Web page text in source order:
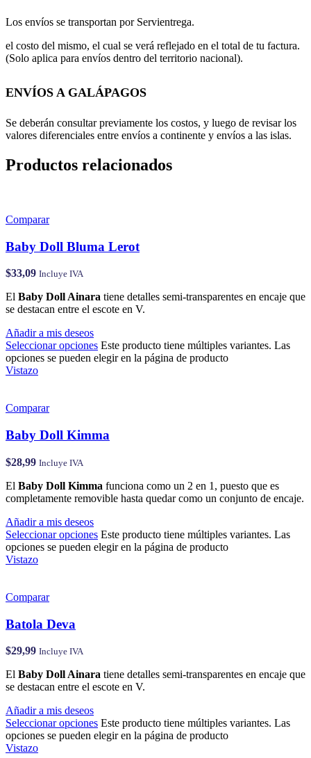
Los envíos se transportan por Servientrega.
el costo del mismo, el cual se verá reflejado en el total de tu factura.
(Solo aplica para envíos dentro del territorio nacional).
ENVÍOS A GALÁPAGOS
Se deberán consultar previamente los costos, y luego de revisar los
valores diferenciales entre envíos a continente y envíos a las islas.
Productos relacionados
Comparar
Baby Doll Bluma Lerot
$33,09 Incluye IVA
El Baby Doll Ainara tiene detalles semi-transparentes en encaje que
se destacan entre el escote en V.
Añadir a mis deseos
Seleccionar opciones Este producto tiene múltiples variantes. Las
opciones se pueden elegir en la página de producto
Vistazo
Comparar
Baby Doll Kimma
$28,99 Incluye IVA
El Baby Doll Kimma funciona como un 2 en 1, puesto que es
completamente removible hasta quedar como un conjunto de encaje.
Añadir a mis deseos
Seleccionar opciones Este producto tiene múltiples variantes. Las
opciones se pueden elegir en la página de producto
Vistazo
Comparar
Batola Deva
$29,99 Incluye IVA
El Baby Doll Ainara tiene detalles semi-transparentes en encaje que
se destacan entre el escote en V.
Añadir a mis deseos
Seleccionar opciones Este producto tiene múltiples variantes. Las
opciones se pueden elegir en la página de producto
Vistazo